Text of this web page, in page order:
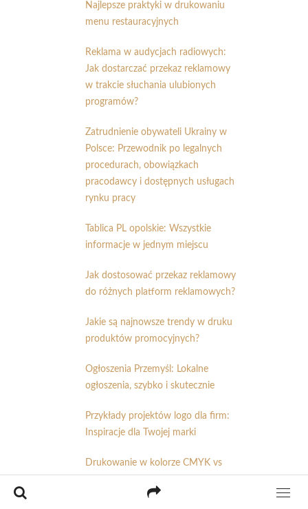
Najlepsze praktyki w drukowaniu
menu restauracyjnych
Reklama w audycjach radiowych:
Jak dostarczać przekaz reklamowy
w trakcie słuchania ulubionych
programów?
Zatrudnienie obywateli Ukrainy w
Polsce: Przewodnik po legalnych
procedurach, obowiązkach
pracodawcy i dostępnych usługach
rynku pracy
Tablica PL opolskie: Wszystkie
informacje w jednym miejscu
Jak dostosować przekaz reklamowy
do różnych platform reklamowych?
Jakie są najnowsze trendy w druku
produktów promocyjnych?
Ogłoszenia Przemyśl: Lokalne
ogłoszenia, szybko i skutecznie
Przykłady projektów logo dla firm:
Inspiracje dla Twojej marki
Drukowanie w kolorze CMYK vs
jest zastosowanie obu przestrzeni